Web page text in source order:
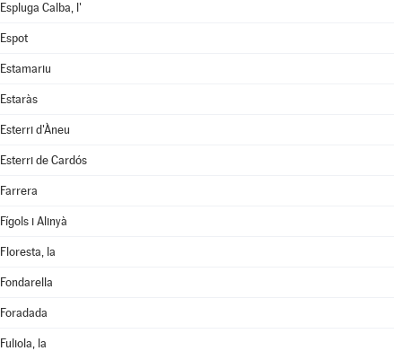
Espluga Calba, l'
Espot
Estamariu
Estaràs
Esterri d'Àneu
Esterri de Cardós
Farrera
Fígols i Alinyà
Floresta, la
Fondarella
Foradada
Fuliola, la